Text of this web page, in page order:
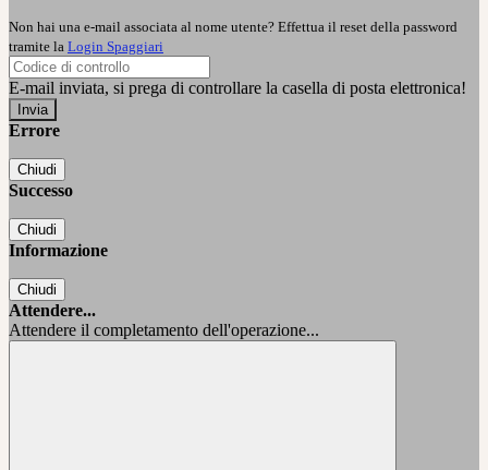
Non hai una e-mail associata al nome utente? Effettua il reset della password
tramite la Login Spaggiari
E-mail inviata, si prega di controllare la casella di posta elettronica!
Errore
Chiudi
Successo
Chiudi
Informazione
Chiudi
Attendere...
Attendere il completamento dell'operazione...